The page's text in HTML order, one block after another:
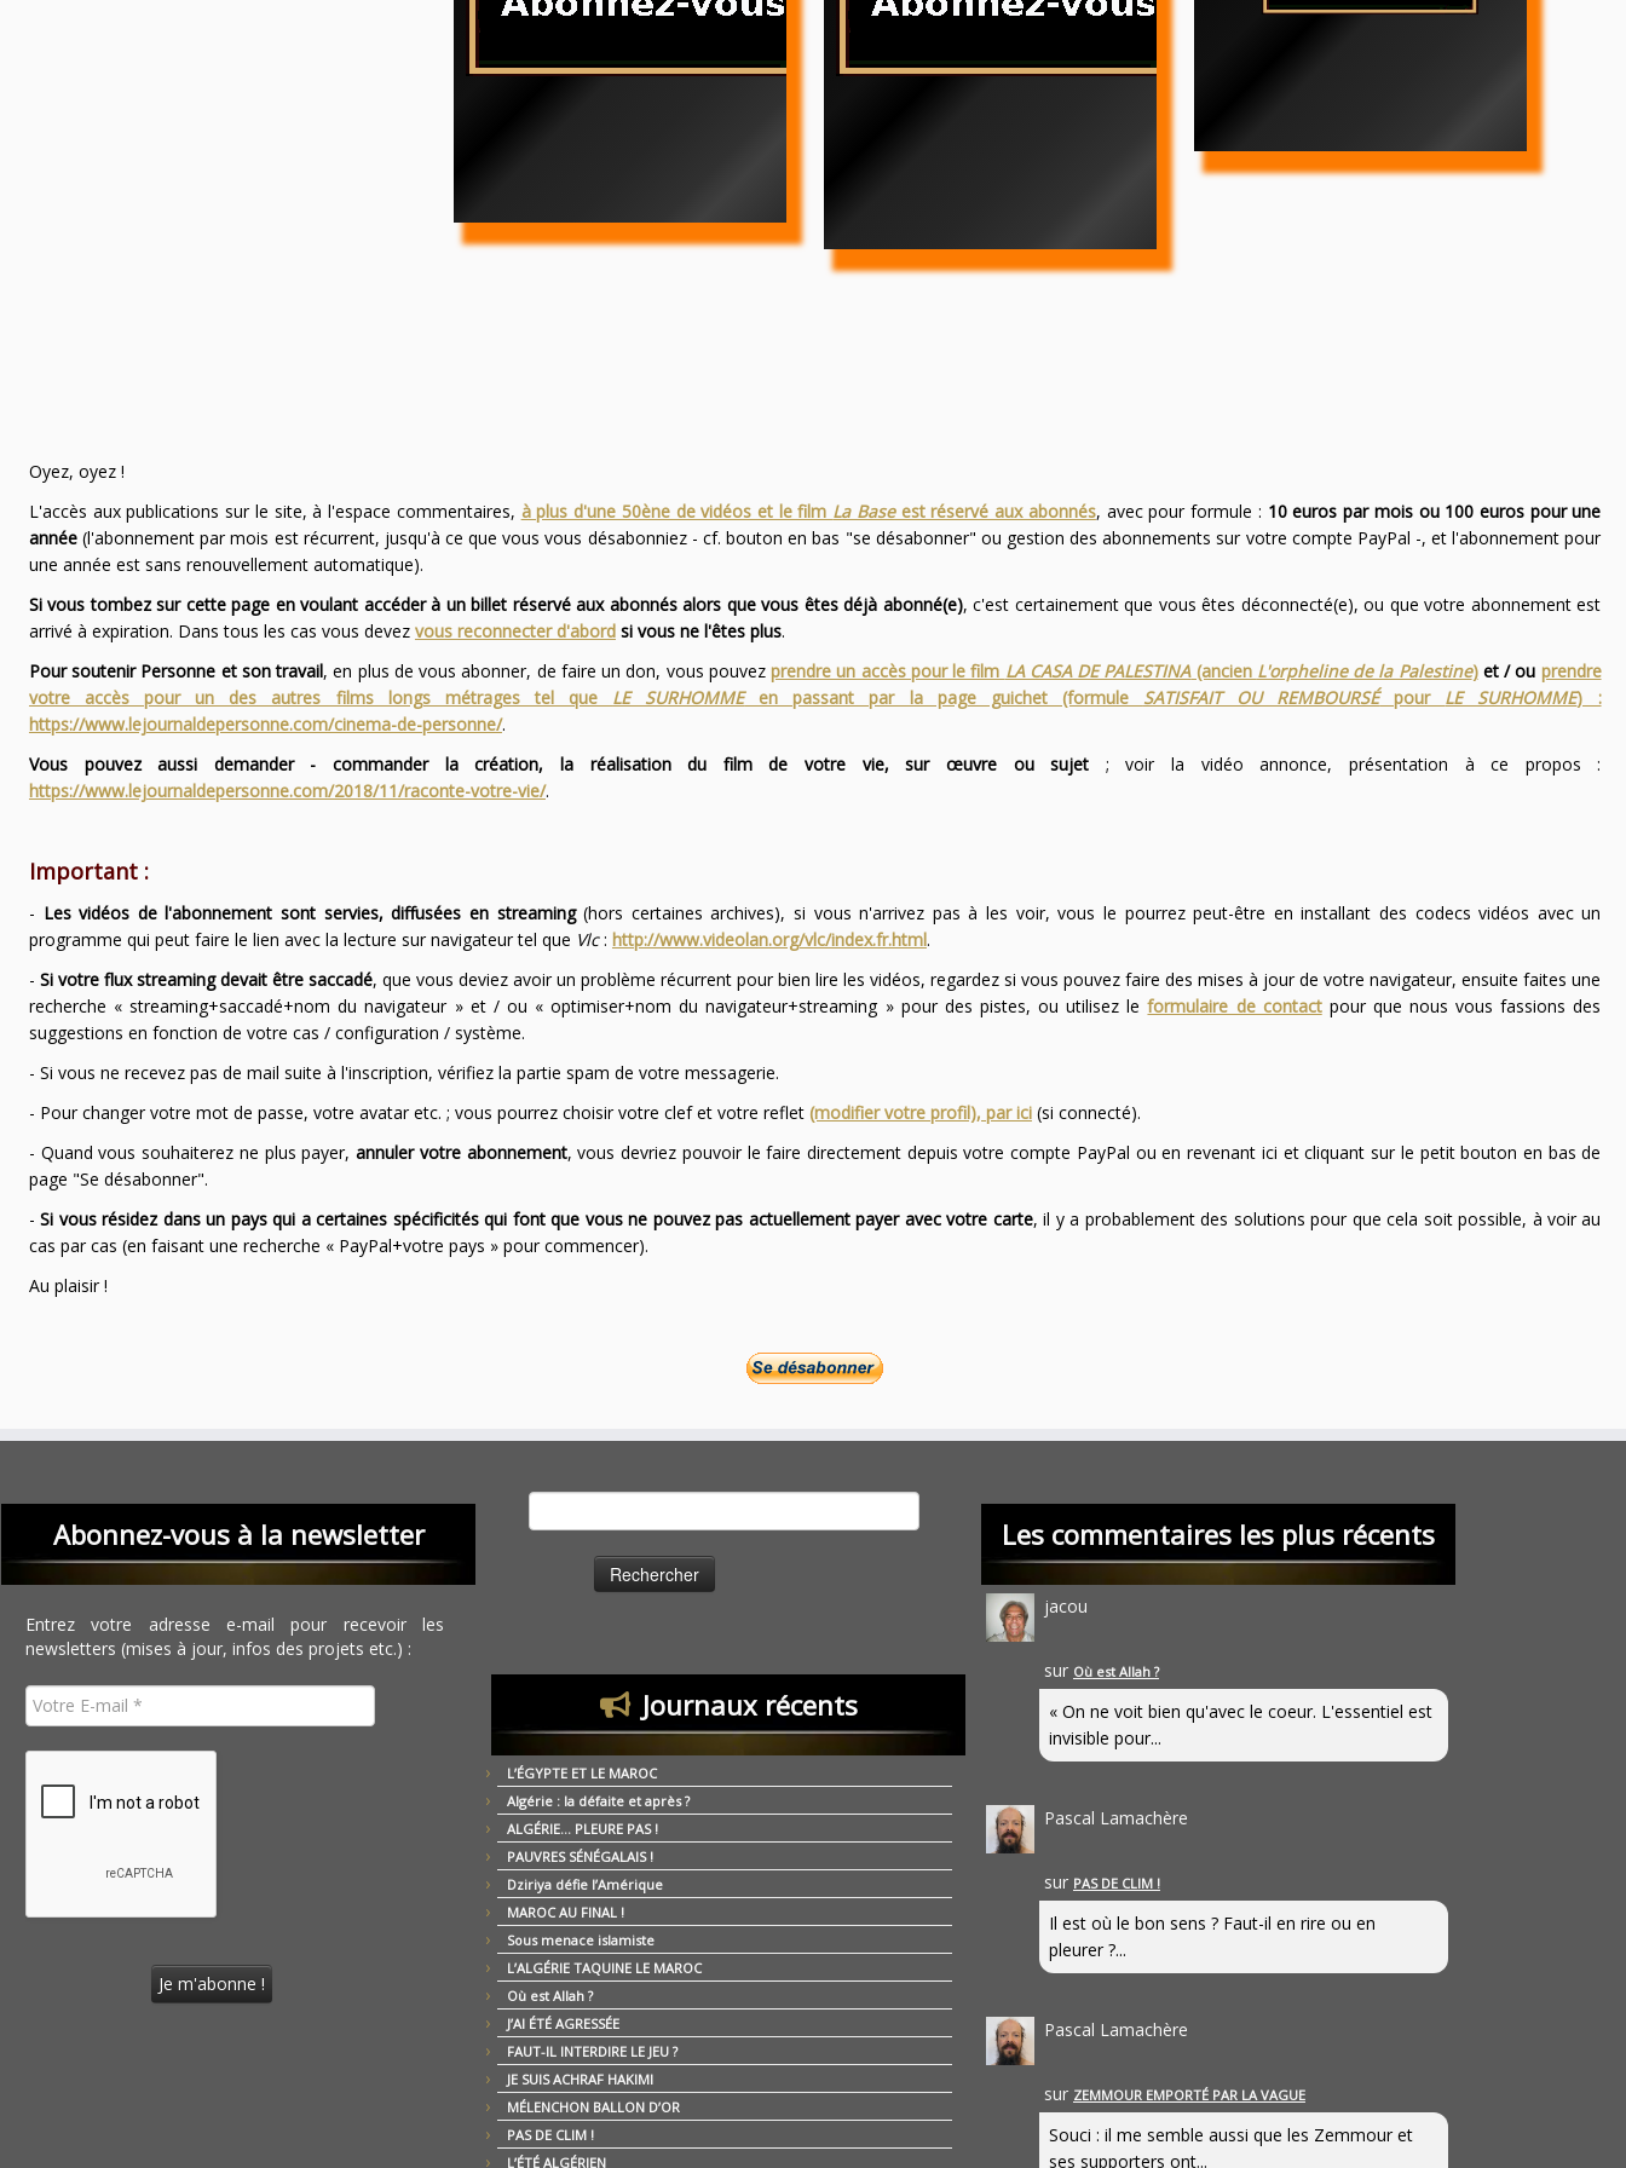
Oyez, oyez !
L'accès aux publications sur le site, à l'espace commentaires, à plus d'une 50ène de vidéos et le film La Baseest réservé aux abonnés, avec pour formule : 10 euros par mois ou 100 euros pour une
année(l'abonnement par mois est récurrent, jusqu'à ce que vous vous désabonniez - cf. bouton en bas "se désabonner" ou gestion des abonnements sur votre compte PayPal -, et l'abonnement pour
une année est sans renouvellement automatique).
Si vous tombez sur cette page en voulant accéder à un billet réservé aux abonnés alors que vous êtes déjà abonné(e), c'est certainement que vous êtes déconnecté(e), ou que votre abonnement est
arrivé à expiration. Dans tous les cas vous devez vous reconnecter d'abordsi vous ne l'êtes plus.
Pour soutenir Personne et son travail, en plus de vous abonner, de faire un don, vous pouvezprendre un accès pour le film LA CASA DE PALESTINA(ancien L'orpheline de la Palestine)et / ou prendre
votre accès pour un des autres films longs métrages tel que LE SURHOMMEen passant par la page guichet (formule SATISFAIT OU REMBOURSÉpour LE SURHOMME) :
https://www.lejournaldepersonne.com/cinema-de-personne/.
Vous pouvez aussi demander - commander la création, la réalisation du film de votre vie, sur œuvre ou sujet ; voir la vidéo annonce, présentation à ce propos :
https://www.lejournaldepersonne.com/2018/11/raconte-votre-vie/.
Important :
- Les vidéos de l'abonnement sont servies, diffusées en streaming(hors certaines archives), si vous n'arrivez pas à les voir, vous le pourrez peut-être en installant des codecs vidéos avec un
programme qui peut faire le lien avec la lecture sur navigateur tel que Vlc: http://www.videolan.org/vlc/index.fr.html.
- Si votre flux streaming devait être saccadé, que vous deviez avoir un problème récurrent pour bien lire les vidéos, regardez si vous pouvez faire des mises à jour de votre navigateur, ensuite faites une
recherche « streaming+saccadé+nom du navigateur » et / ou « optimiser+nom du navigateur+streaming » pour des pistes, ou utilisez leformulaire de contactpour que nous vous fassions des
suggestions en fonction de votre cas / configuration / système.
- Si vous ne recevez pas de mail suite à l'inscription, vérifiez la partie spam de votre messagerie.
- Pour changer votre mot de passe, votre avatar etc. ; vous pourrez choisir votre clef et votre reflet (modifier votre profil), par ici(si connecté).
- Quand vous souhaiterez ne plus payer,annuler votre abonnement, vous devriez pouvoir le faire directement depuis votre compte PayPal ou en revenant ici et cliquant sur le petit bouton en bas de
page "Se désabonner".
-Si vous résidez dans un pays qui a certaines spécificités qui font que vous ne pouvez pas actuellement payer avec votre carte, il y a probablement des solutions pour que cela soit possible, à voir au
cas par cas (en faisant une recherche « PayPal+votre pays » pour commencer).
Au plaisir !
Abonnez-vous à la newsletter
Entrez votre adresse e-mail pour recevoir les
newsletters (mises à jour, infos des projets etc.) :
Journaux récents
L’ÉGYPTE ET LE MAROC
Algérie : la défaite et après ?
ALGÉRIE… PLEURE PAS !
PAUVRES SÉNÉGALAIS !
Dziriya défie l’Amérique
MAROC AU FINAL !
Sous menace islamiste
L’ALGÉRIE TAQUINE LE MAROC
Où est Allah ?
J’AI ÉTÉ AGRESSÉE
FAUT-IL INTERDIRE LE JEU ?
JE SUIS ACHRAF HAKIMI
MÉLENCHON BALLON D’OR
PAS DE CLIM !
L’ÉTÉ ALGÉRIEN
Les commentaires les plus récents
jacou
sur Où est Allah ?
« On ne voit bien qu'avec le coeur. L'essentiel est
invisible pour...
Pascal Lamachère
sur PAS DE CLIM !
Il est où le bon sens ? Faut-il en rire ou en
pleurer ?...
Pascal Lamachère
sur ZEMMOUR EMPORTÉ PAR LA VAGUE
Souci : il me semble aussi que les Zemmour et
ses supporters ont...